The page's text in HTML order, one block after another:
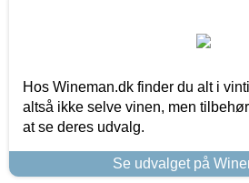
Hos Wineman.dk finder du alt i
altså ikke selve vinen, men
at se deres udvalg.
Se udvalget på